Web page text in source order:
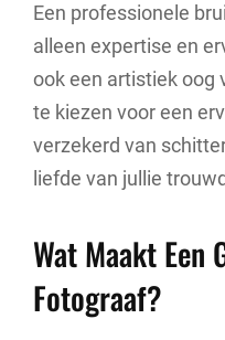
Een professionele
alleen expertise en
ook een artistiek oog
te kiezen voor een
verzekerd van
liefde van jullie
Wat Maakt Een
Fotograaf?